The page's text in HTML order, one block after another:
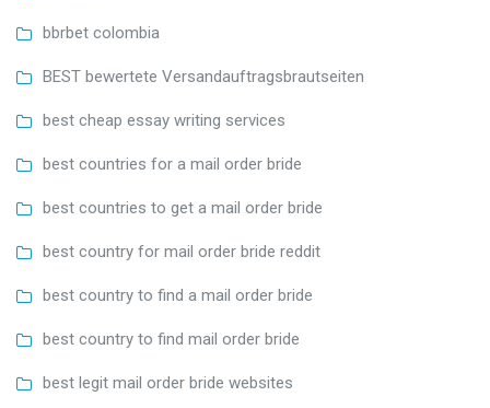
bbrbet colombia
BEST bewertete Versandauftragsbrautseiten
best cheap essay writing services
best countries for a mail order bride
best countries to get a mail order bride
best country for mail order bride reddit
best country to find a mail order bride
best country to find mail order bride
best legit mail order bride websites